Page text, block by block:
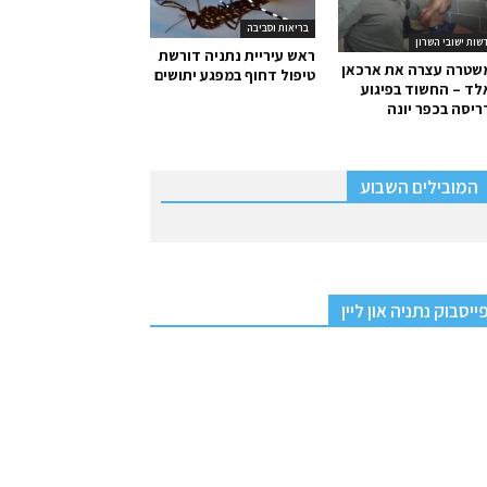
בריאות וסביבה
ראש עיריית נתניה דורשת
טיפול דחוף במפגע יתושים
ישובי השרון
עצרה את ארכאן
– החשוד בפיגוע
בכפר יונה
המובילים השבוע
פייסבוק נתניה און ליין